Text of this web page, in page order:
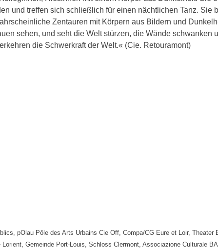
und treffen sich schließlich für einen nächtlichen Tanz. Sie
Zentauren mit Körpern aus Bildern und
sehen, und seht die Welt stürzen, die Wände schwanken
die Schwerkraft der Welt.« (Cie. Retouramont)
pOlau Pôle des Arts Urbains Cie Off, Compa/CG Eure et Loir, Theater
Gemeinde Port-Louis, Schloss Clermont, Associazione Culturale